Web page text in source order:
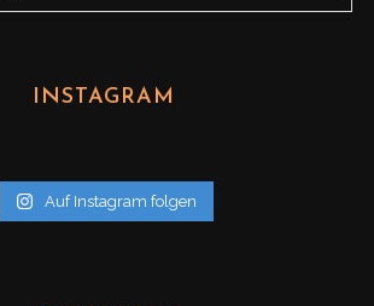
INSTAGRAM
Auf Instagram folgen